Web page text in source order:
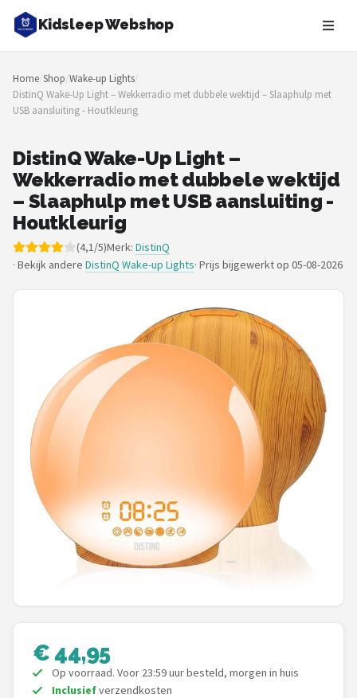
Kidsleep Webshop
Zoeken
NAVIGATIE
Shop
Merken
Blog
Slaaptrainers
Nachtlampjes
Babyprojectors
Shop
POPULAIRE MERKEN
Alecto
Zazu
Paladone
Aigostar
Flow Amsterdam
LUVION
KCVV
Home/Shop/Wake-up Lights/
DistinQ Wake-Up Light – Wekkerradio met dubbele wektijd – Slaaphulp met
USB aansluiting - Houtkleurig
DistinQ Wake-Up Light –
Wekkerradio met dubbele wektijd
– Slaaphulp met USB aansluiting -
Houtkleurig
(4,1/5)Merk: DistinQ
· Bekijk andere DistinQ Wake-up Lights· Prijs bijgewerkt op 05-08-2026
€ 44,95
Op voorraad. Voor 23:59 uur besteld, morgen in huis
Inclusiefverzendkosten